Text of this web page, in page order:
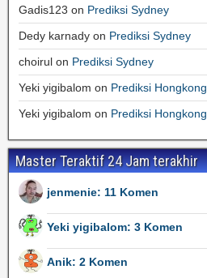
Gadis123 on Prediksi Sydney
Dedy karnady on Prediksi Sydney
choirul on Prediksi Sydney
Yeki yigibalom on Prediksi Hongkong
Yeki yigibalom on Prediksi Hongkong
Master Teraktif 24 Jam terakhir
jenmenie: 11 Komen
Yeki yigibalom: 3 Komen
Anik: 2 Komen